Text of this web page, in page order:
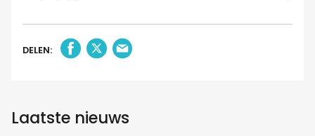
DELEN:
Laatste nieuws